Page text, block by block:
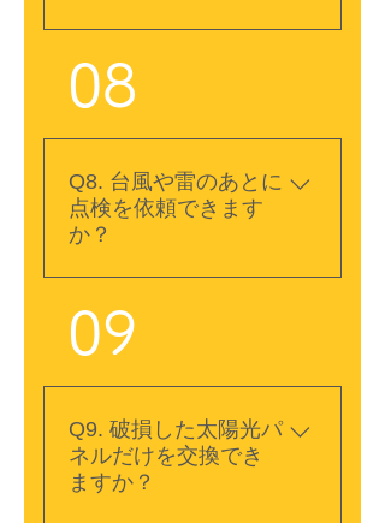
換など必要な対応をご案
内します。
が設置した太陽光発電シ
ステムについても、点
検・修理・清掃・メンテ
ナンスのご相談を承って
います。設置した会社と
連絡が取れない場合や、
ていない場合もご相談く
ださい。設備のメーカー
や現在の状態を確認し、
08
Q8. 台風や雷のあとに
点検を依頼できます
か？
雷のあとに、パネルのず
れや割れ、架台の緩み、
配線やパワーコンディシ
ョナの異常が心配な場合
は点検をご依頼いただけ
ます。外見上は問題がな
09
Q9. 破損した太陽光パ
ネルだけを交換でき
ますか？